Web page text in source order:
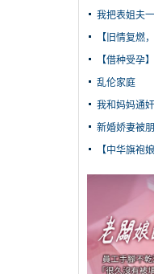
我把表姐夫
【旧情复燃
【借种受孕
乱伦家庭
我和妈妈通
新婚娇妻被
【中华旗袍